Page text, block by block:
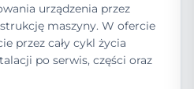
urządzenia przez
maszyny. W ofercie
przez cały cykl życia
po serwis, części oraz